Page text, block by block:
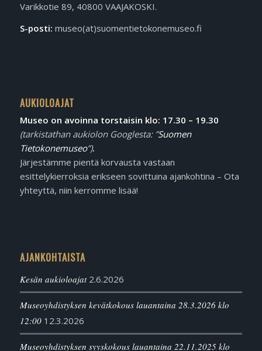
Varikkotie 89, 40800 VAAJAKOSKI.
S-posti: museo(at)suomentietokonemuseo.fi
AUKIOLOAJAT
Museo on avoinna torstaisin klo: 17.30 – 19.30
(tarkistathan aukiolon Googlesta: ”Suomen
Tietokonemuseo”).
Järjestämme pientä korvausta vastaan
esittelykierroksia erikseen sovittuina ajankohtina – Ota
yhteyttä, niin kerromme lisää!
AJANKOHTAISTA
Kesän aukioloajat 2.6.2026
Museoyhdistyksen kevätkokous lauantaina 28.3.2026 klo
12:00 12.3.2026
Museoyhdistyksen syyskokous lauantaina 22.11.2025 klo